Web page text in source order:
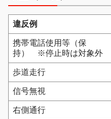
違反例
携帯電話使用等（保
持） ※停止時は対象外
歩道走行
信号無視
右側通行